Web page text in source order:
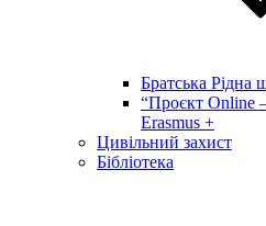
Братська Рідна
“Проєкт Online
Erasmus +
Цивільний захист
Бібліотека